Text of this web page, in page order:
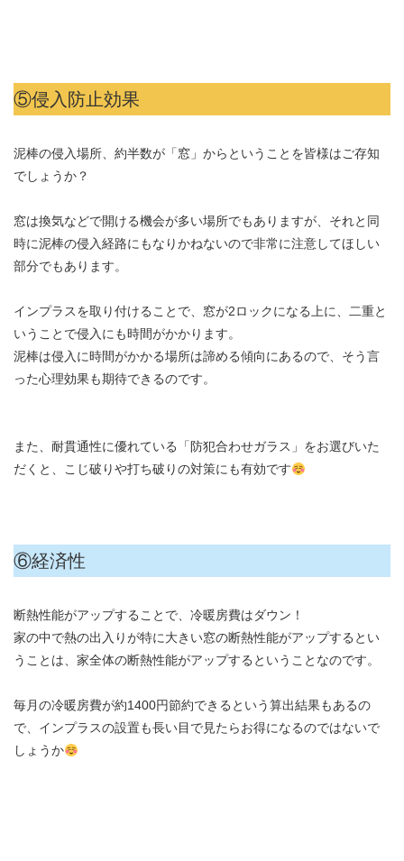
⑤侵入防止効果
泥棒の侵入場所、約半数が「窓」からということを皆様はご存知
でしょうか？
窓は換気などで開ける機会が多い場所でもありますが、それと同
時に泥棒の侵入経路にもなりかねないので非常に注意してほしい
部分でもあります。
インプラスを取り付けることで、窓が2ロックになる上に、二重と
いうことで侵入にも時間がかかります。
泥棒は侵入に時間がかかる場所は諦める傾向にあるので、そう言
った心理効果も期待できるのです。
また、耐貫通性に優れている「防犯合わせガラス」をお選びいた
だくと、こじ破りや打ち破りの対策にも有効です
⑥経済性
断熱性能がアップすることで、冷暖房費はダウン！
家の中で熱の出入りが特に大きい窓の断熱性能がアップするとい
うことは、家全体の断熱性能がアップするということなのです。
毎月の冷暖房費が約1400円節約できるという算出結果もあるの
で、インプラスの設置も長い目で見たらお得になるのではないで
しょうか